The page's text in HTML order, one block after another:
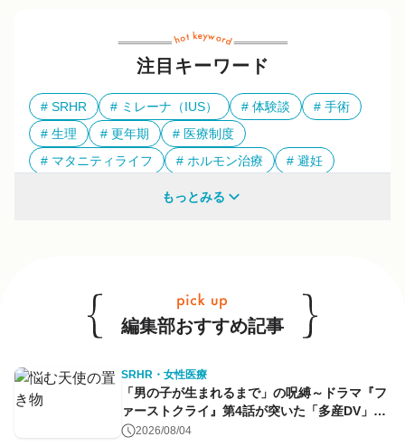
注目キーワード
SRHR ミレーナ（IUS） 体験談
手術
生理
更年期
医療制度
マタニティライフ
ホルモン治療
避妊
もっとみる
編集部おすすめ記事
SRHR・女性医療
「男の子が生まれるまで」の呪縛～ドラマ『フ
ァーストクライ』第4話が突いた「多産DV」と
命のコントロール～
2026/08/04